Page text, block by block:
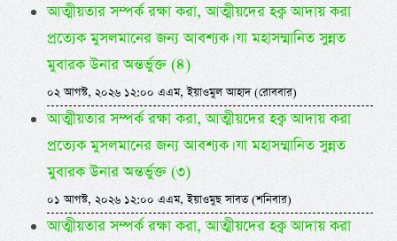
আত্মীয়তার সম্পর্ক রক্ষা করা, আত্মীয়দের হক্ব আদায় করা
প্রত্যেক মুসলমানের জন্য আবশ্যক। যা মহাসম্মানিত সুন্নত
মুবারক উনার অন্তর্ভুক্ত (৪)
০২ আগস্ট, ২০২৬ ১২:০০ এএম, ইয়াওমুল আহাদ (রোববার)
আত্মীয়তার সম্পর্ক রক্ষা করা, আত্মীয়দের হক্ব আদায় করা
প্রত্যেক মুসলমানের জন্য আবশ্যক। যা মহাসম্মানিত সুন্নত
মুবারক উনার অন্তর্ভুক্ত (৩)
০১ আগস্ট, ২০২৬ ১২:০০ এএম, ইয়াওমুছ সাবত (শনিবার)
আত্মীয়তার সম্পর্ক রক্ষা করা, আত্মীয়দের হক্ব আদায় করা